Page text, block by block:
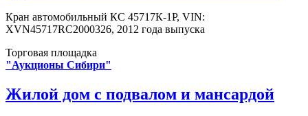
Кран автомобильный КС 45717К-1Р, VIN:
XVN45717RC2000326, 2012 года выпуска
Торговая площадка
"Аукционы Сибири"
Жилой дом с подвалом и мансардой